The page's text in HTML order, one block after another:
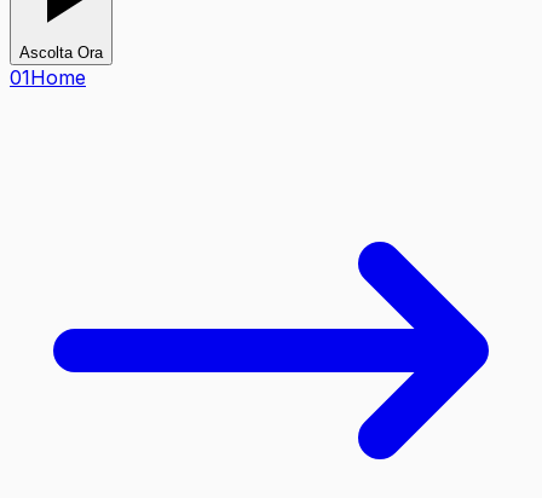
Ascolta Ora
01Home